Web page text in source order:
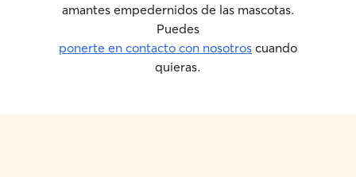
amantes empedernidos de las mascotas.
Puedes
ponerte en contacto con nosotros cuando
quieras.